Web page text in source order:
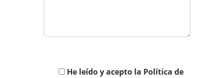
He leído y acepto la Política de